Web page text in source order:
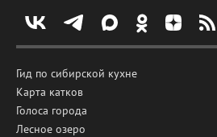
Гид по сибирской кухне
Карта катков
Голоса города
Лесное озеро